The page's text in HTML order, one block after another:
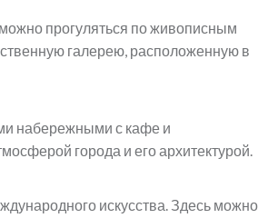
прогуляться по живописным
галерею, расположенную в
набережными с кафе и
города и его архитектурой.
искусства. Здесь можно